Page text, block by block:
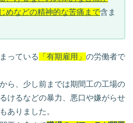
めなどの精神的な苦痛まで含ま
っている 「有期雇用」 の労働者で
ら、少し前までは期間工の工場の
けるなどの暴力、悪口や嫌がらせ
ありました。